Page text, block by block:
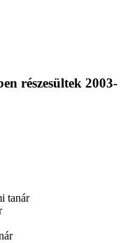
részesültek 2003-
tanár